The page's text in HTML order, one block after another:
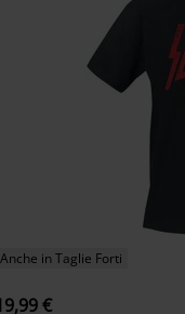
Anche in Taglie Forti
€